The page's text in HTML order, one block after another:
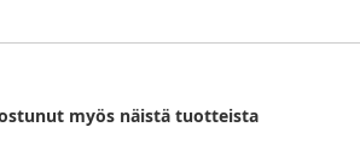
myös näistä tuotteista